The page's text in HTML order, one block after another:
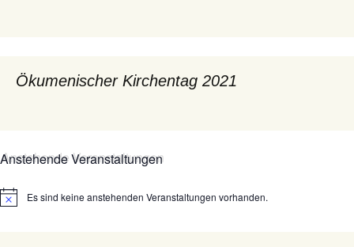
Ökumenischer Kirchentag 2021
Anstehende Veranstaltungen
HinweisEs sind keine anstehenden Veranstaltungen vorhanden.